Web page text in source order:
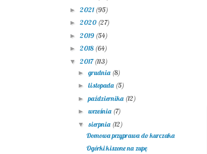
► 2021 (95)
► 2020 (27)
► 2019 (54)
► 2018 (64)
▼ 2017(113)
► grudnia (8)
► listopada (5)
►października (12)
► września (7)
▼ sierpnia (12)
Domowa przyprawa do kurczaka
Ogórki kiszone na zupę